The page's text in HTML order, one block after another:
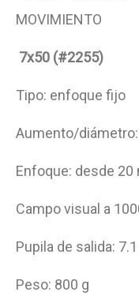
MOVIMIENTO
7x50 (#2255)
Tipo: enfoque fijo
Aumento/
Enfoque: desde
Campo visual a
Pupila de salida:
Peso: 800 g